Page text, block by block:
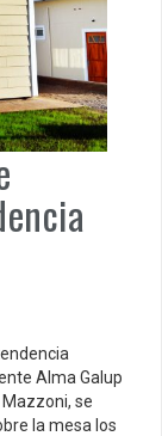
Alma Galup
se
la mesa los